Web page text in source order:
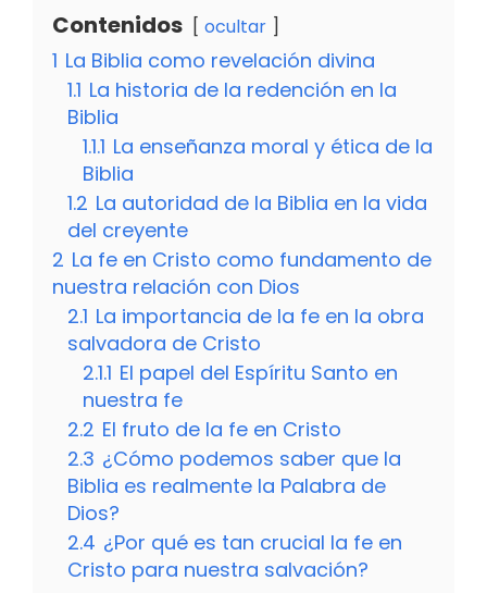
Contenidos ocultar
1 La Biblia como revelación divina
1.1 La historia de la redención en la
Biblia
1.1.1 La enseñanza moral y ética de la
Biblia
1.2 La autoridad de la Biblia en la vida
del creyente
2 La fe en Cristo como fundamento de
nuestra relación con Dios
2.1 La importancia de la fe en la obra
salvadora de Cristo
2.1.1 El papel del Espíritu Santo en
nuestra fe
2.2 El fruto de la fe en Cristo
2.3 ¿Cómo podemos saber que la
Biblia es realmente la Palabra de
Dios?
2.4 ¿Por qué es tan crucial la fe en
Cristo para nuestra salvación?